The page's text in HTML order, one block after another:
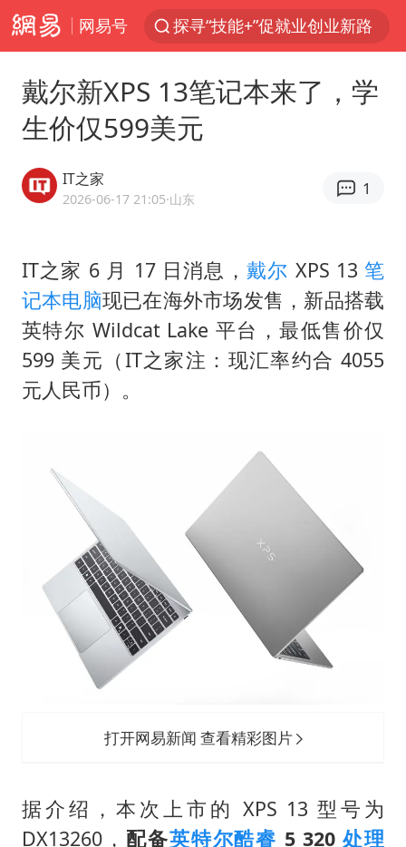
网易号
探寻“技能+”促就业创业新路
印度暴发金迪普拉病毒
美国退回1000亿美元关税
小伙靠AI减肥 45天瘦40斤进了ICU
李亚鹏向地铁吐血女孩捐99999元
新华社权威快报|我国编制完成新版全月地质图
80后女柜员逆袭成4200亿银行副行长
你常吃的兰州拉面要改名了
李嫣近照曝光
戴尔新XPS 13笔记本来了，学
生价仅599美元
IT之家
2026-06-17 21:05·山东
1
IT之家 6 月 17 日消息， 戴尔 XPS 13笔
记本电脑现已在海外市场发售，新品搭载
英特尔 Wildcat Lake 平台，最低售价仅
599 美元（IT之家注：现汇率约合 4055
元人民币）。
打开网易新闻 查看精彩图片
据介绍，本次上市的 XPS 13 型号为
DX13260， 配备英特尔酷睿 5 320处理